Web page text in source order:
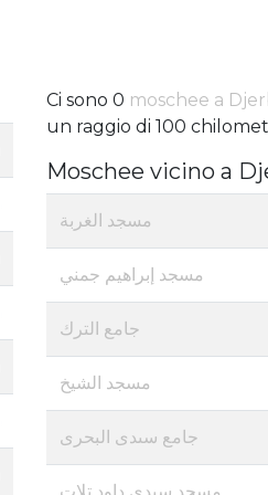
Ci sono 0 moschee a
un raggio di 100
Moschee vicino a
مسجد الغربة
مسجد إبراهيم جمني
جامع الترك
مسجد الشيخ
جامع سىدى البحرى
مسجد سيدي داود تلات